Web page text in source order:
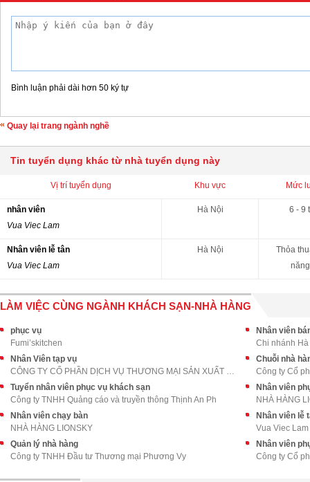
Bình luận phải dài hơn 50 ký tự
Quay lại trang ngành nghề
Tin tuyển dụng khác từ nhà tuyển dụng này
Vị trí tuyển dụng Khu vực Mức
nhân viên
Vua Viec Lam
Hà Nội 6 - 9
Nhân viên lễ tân
Vua Viec Lam
Hà Nội
Thỏa
LÀM VIỆC CÙNG NGÀNH KHÁCH SẠN-NHÀ HÀNG
phục vụ
Fumi’skitchen
Nhân viên
Chi nhánh
Nhân Viên tạp vụ
CÔNG TY CỔ PHẦN DỊCH VỤ THƯƠNG MẠI SẢN XUẤT SHT
Chuỗi nhà
Công ty Cổ
Tuyển nhân viên phục vụ khách sạn
Công ty TNHH Quảng cáo và truyền thông Thịnh An Ph
Nhân viên
NHÀ HÀNG
Nhân viên chạy bàn
NHÀ HÀNG LIONSKY
Nhân viên lễ
Vua Viec Lam
Quản lý nhà hàng
Công ty TNHH Đầu tư Thương mại Phương Vy
Nhân viên
Công ty Cổ